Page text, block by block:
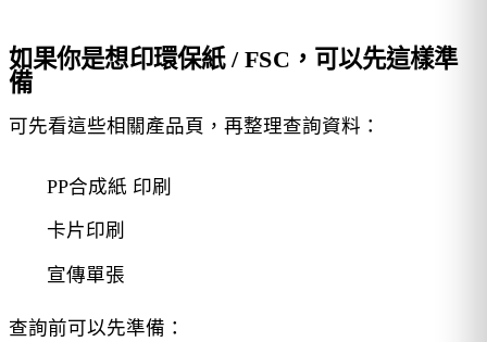
如果你是想印環保紙 / FSC，可以先這樣準
備
可先看這些相關產品頁，再整理查詢資料：
PP合成紙 印刷
卡片印刷
宣傳單張
查詢前可以先準備：